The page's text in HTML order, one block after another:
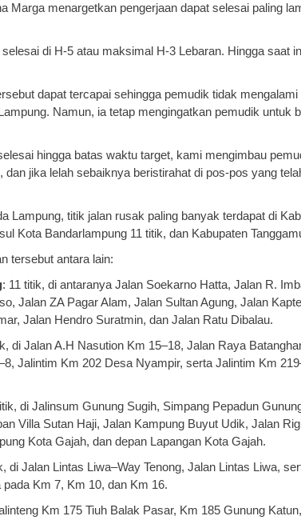
Marga menargetkan pengerjaan dapat selesai paling
di H-5 atau maksimal H-3 Lebaran. Hingga saat
dapat tercapai sehingga pemudik tidak
Namun, ia tetap mengingatkan pemudik untuk
hingga batas waktu target, kami mengimbau
dan jika lelah sebaiknya beristirahat di pos-pos yang
Lampung, titik jalan rusak paling banyak terdapat di
Kota Bandarlampung 11 titik, dan Kabupaten
tersebut antara lain:
: 11 titik, di antaranya Jalan Soekarno Hatta, Jalan R.
Jalan ZA Pagar Alam, Jalan Sultan Agung, Jalan
Jalan Hendro Suratmin, dan Jalan Ratu Dibalau.
di Jalan A.H Nasution Km 15–18, Jalan Raya
Jalintim Km 202 Desa Nyampir, serta Jalintim Km
di Jalinsum Gunung Sugih, Simpang Pepadun
Villa Sutan Haji, Jalan Kampung Buyut Udik, Jalan
Kota Gajah, dan depan Lapangan Kota Gajah.
di Jalan Lintas Liwa–Way Tenong, Jalan Lintas Liwa,
Km 7, Km 10, dan Km 16.
Km 175 Tiuh Balak Pasar, Km 185 Gunung